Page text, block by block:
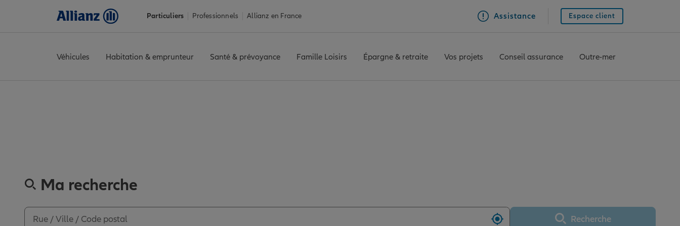
Particuliers Professionnels Allianz en France Assistance Espace client
Véhicules Habitation & emprunteur Santé & prévoyance Famille Loisirs Épargne & retraite Vos projets Conseil assurance Outre-mer
Ma recherche
Recherche